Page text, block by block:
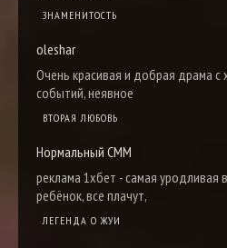
ЗНАМЕНИТОСТЬ
oleshar
Очень красивая и добрая драма
событий, неявное
ВТОРАЯ ЛЮБОВЬ
Нормальный СММ
реклама 1хбет - самая уродливая
ребёнок, все плачут,
ЛЕГЕНДА О ЖУИ